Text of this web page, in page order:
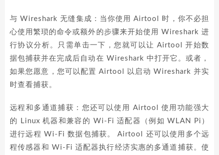
与 Wireshark 无缝集成：当你使用 Airtool 时，你不必担
心使用繁琐的命令或额外的步骤来开始使用 Wireshark 进
行协议分析。只需单击一下，您就可以让 Airtool 开始数
据包捕获并在完成后自动在 Wireshark 中打开它。或者，
如果您愿意，您可以配置 Airtool 以启动 Wireshark 并实
时查看捕获。
远程和多通道捕获：您还可以使用 Airtool 使用功能强大
的 Linux 机器和兼容的 Wi-Fi 适配器（例如 WLAN Pi）
进行远程 Wi-Fi 数据包捕获。 Airtool 还可以使用多个远
程传感器和 Wi-Fi 适配器执行经济实惠的多通道捕获。使